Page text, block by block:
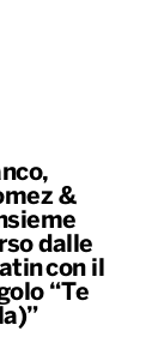
&
dalle
con il
“Te